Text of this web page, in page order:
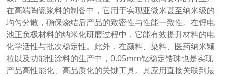
在高端陶瓷浆料的制备中，它用于实现亚微米甚至纳米级的
均匀分散，确保烧结后产品的致密性与性能一致性。在锂电
池正负极材料的纳米化研磨过程中，它能有效提升材料的电
化学活性与批次稳定性。此外，在颜料、染料、医药纳米颗
粒以及功能性涂料的生产中，0.05mm钇稳定锆珠也是实现
产品高性能化、高品质化的关键工具。其应用直接关联到最